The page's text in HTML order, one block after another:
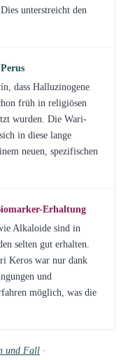
unterstreicht den
dass Halluzinogene
früh in religiösen
wurden. Die Wari-
in diese lange
neuen, spezifischen
Erhaltung
Alkaloide sind in
selten gut erhalten.
Keros war nur dank
und
möglich, was die
und Fall ·